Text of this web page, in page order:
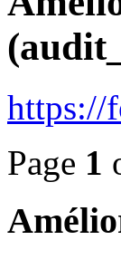
https://
Page 1